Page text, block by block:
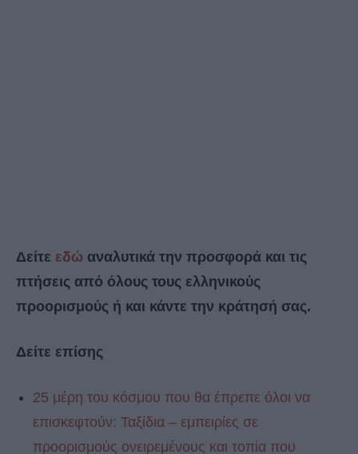
Δείτε εδώ αναλυτικά την προσφορά και τις
πτήσεις από όλους τους ελληνικούς
προορισμούς ή και κάντε την κράτησή σας.
Δείτε επίσης
25 μέρη του κόσμου που θα έπρεπε όλοι να
επισκεφτούν: Ταξίδια – εμπειρίες σε
προορισμούς ονειρεμένους και τοπία που